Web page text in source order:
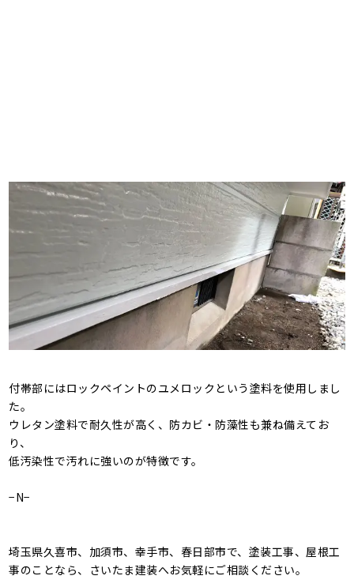
付帯部にはロックペイントのユメロックという塗料を使用しまし
た。
ウレタン塗料で耐久性が高く、防カビ・防藻性も兼ね備えてお
り、
低汚染性で汚れに強いのが特徴です。
−N−
埼玉県久喜市、加須市、幸手市、春日部市で、塗装工事、屋根工
事のことなら、さいたま建装へお気軽にご相談ください。